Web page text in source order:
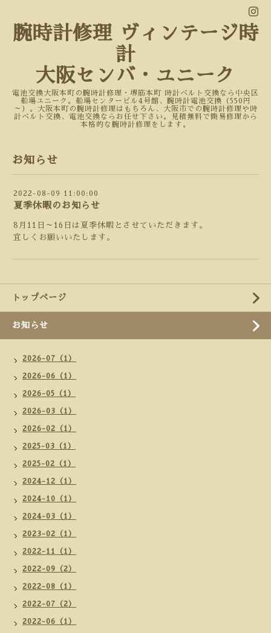
腕時計修理 ヴィンテージ時
計
大阪センバ・ユニーク
電池交換大阪本町の腕時計修理・堺筋本町 時計ベルト交換なら中央区
船場ユニーク。船場センタービル4号館、腕時計電池交換（550円
～）。大阪本町の腕時計修理はもちろん、大阪市での腕時計修理や時
計ベルト交換、電池交換ならお任せ下さい。見積無料で簡易修理から
本格的な腕時計修理をします。
お知らせ
2022-08-09 11:00:00
夏季休暇のお知らせ
8月11日～16日は夏季休暇とさせていただきます。
宜しくお願いいたします。
トップページ
お知らせ
2026-07（1）
2026-06（1）
2026-05（1）
2026-03（1）
2026-02（1）
2025-03（1）
2025-02（1）
2024-12（1）
2024-10（1）
2024-03（1）
2023-02（1）
2022-11（1）
2022-09（2）
2022-08（1）
2022-07（2）
2022-06（1）